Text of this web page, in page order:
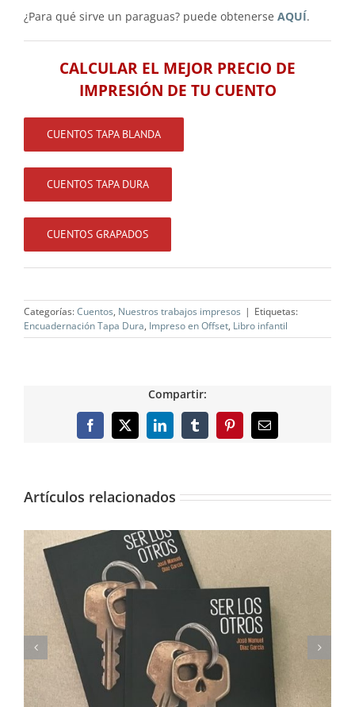
¿Para qué sirve un paraguas? puede obtenerse AQUÍ.
CALCULAR EL MEJOR PRECIO DE
IMPRESIÓN DE TU CUENTO
CUENTOS TAPA BLANDA
CUENTOS TAPA DURA
CUENTOS GRAPADOS
Categorías:Cuentos, Nuestros trabajos impresos | Etiquetas:
Encuadernación Tapa Dura, Impreso en Offset, Libro infantil
Compartir:
Facebook
X LinkedInTumblrPinterestCorreo
electrónico
Artículos relacionados
Imprimimos Proscripti, la nueva novela de Ian S.
Martin